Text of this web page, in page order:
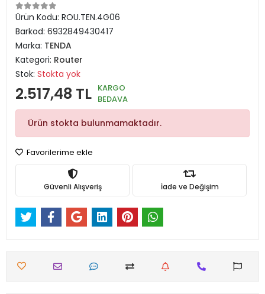
Ürün Kodu: ROU.TEN.4G06
Barkod: 6932849430417
Marka: TENDA
Kategori: Router
Stok: Stokta yok
2.517,48 TL KARGO
BEDAVA
Ürün stokta bulunmamaktadır.
Favorilerime ekle
Güvenli Alışveriş İade ve Değişim